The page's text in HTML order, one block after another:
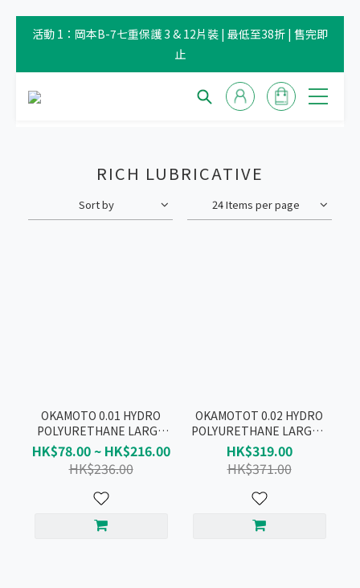
活動 1：岡本B-7七重保護 3 & 12片裝 | 最低至38折 | 售完即
止
RICH LUBRICATIVE
Sort by 24 Items per page
OKAMOTO 0.01 HYDRO
POLYURETHANE LARGE
RICH LUBRICATIVE
CONDOM 10pcs
HK$78.00 ~ HK$216.00
HK$236.00
OKAMOTOT 0.02 HYDRO
POLYURETHANE LARGE +
PU CONDOM 2 BOX
HK$319.00
HK$371.00